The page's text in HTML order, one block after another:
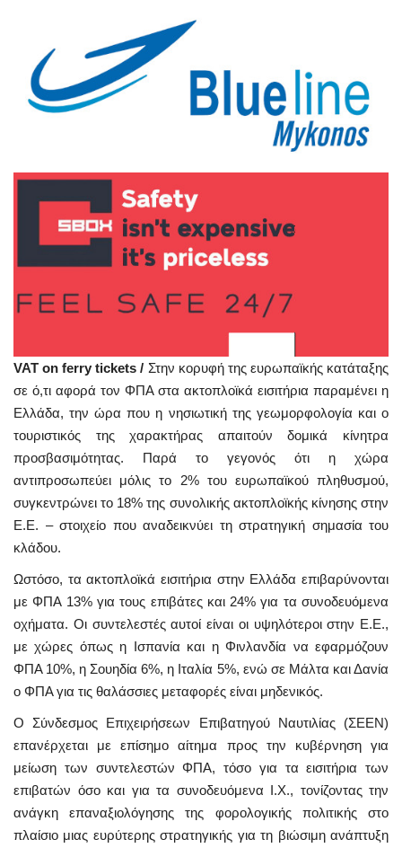
VAT on ferry tickets / Στην κορυφή της ευρωπαϊκής κατάταξης
σε ό,τι αφορά τον ΦΠΑ στα ακτοπλοϊκά εισιτήρια παραμένει η
Ελλάδα, την ώρα που η νησιωτική της γεωμορφολογία και ο
τουριστικός της χαρακτήρας απαιτούν δομικά κίνητρα
προσβασιμότητας. Παρά το γεγονός ότι η χώρα
αντιπροσωπεύει μόλις το 2% του ευρωπαϊκού πληθυσμού,
συγκεντρώνει το 18% της συνολικής ακτοπλοϊκής κίνησης στην
Ε.Ε. – στοιχείο που αναδεικνύει τη στρατηγική σημασία του
κλάδου.
Ωστόσο, τα ακτοπλοϊκά εισιτήρια στην Ελλάδα επιβαρύνονται
με ΦΠΑ 13% για τους επιβάτες και 24% για τα συνοδευόμενα
οχήματα. Οι συντελεστές αυτοί είναι οι υψηλότεροι στην Ε.Ε.,
με χώρες όπως η Ισπανία και η Φινλανδία να εφαρμόζουν
ΦΠΑ 10%, η Σουηδία 6%, η Ιταλία 5%, ενώ σε Μάλτα και Δανία
ο ΦΠΑ για τις θαλάσσιες μεταφορές είναι μηδενικός.
Ο Σύνδεσμος Επιχειρήσεων Επιβατηγού Ναυτιλίας (ΣΕΕΝ)
επανέρχεται με επίσημο αίτημα προς την κυβέρνηση για
μείωση των συντελεστών ΦΠΑ, τόσο για τα εισιτήρια των
επιβατών όσο και για τα συνοδευόμενα Ι.Χ., τονίζοντας την
ανάγκη επαναξιολόγησης της φορολογικής πολιτικής στο
πλαίσιο μιας ευρύτερης στρατηγικής για τη βιώσιμη ανάπτυξη